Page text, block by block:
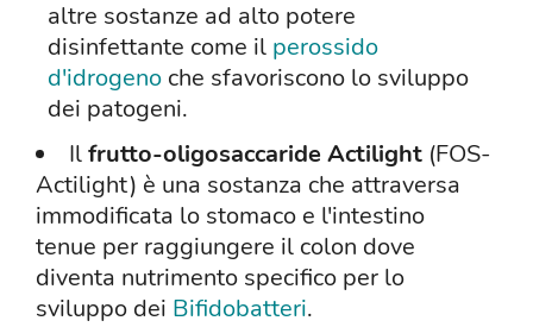
altre sostanze ad alto potere
disinfettante come il perossido
d'idrogeno che sfavoriscono lo sviluppo
dei patogeni.
Ilfrutto-oligosaccaride Actilight (FOS-
Actilight) è una sostanza che attraversa
immodificata lo stomaco e l'intestino
tenue per raggiungere il colon dove
diventa nutrimento specifico per lo
sviluppo dei Bifidobatteri.